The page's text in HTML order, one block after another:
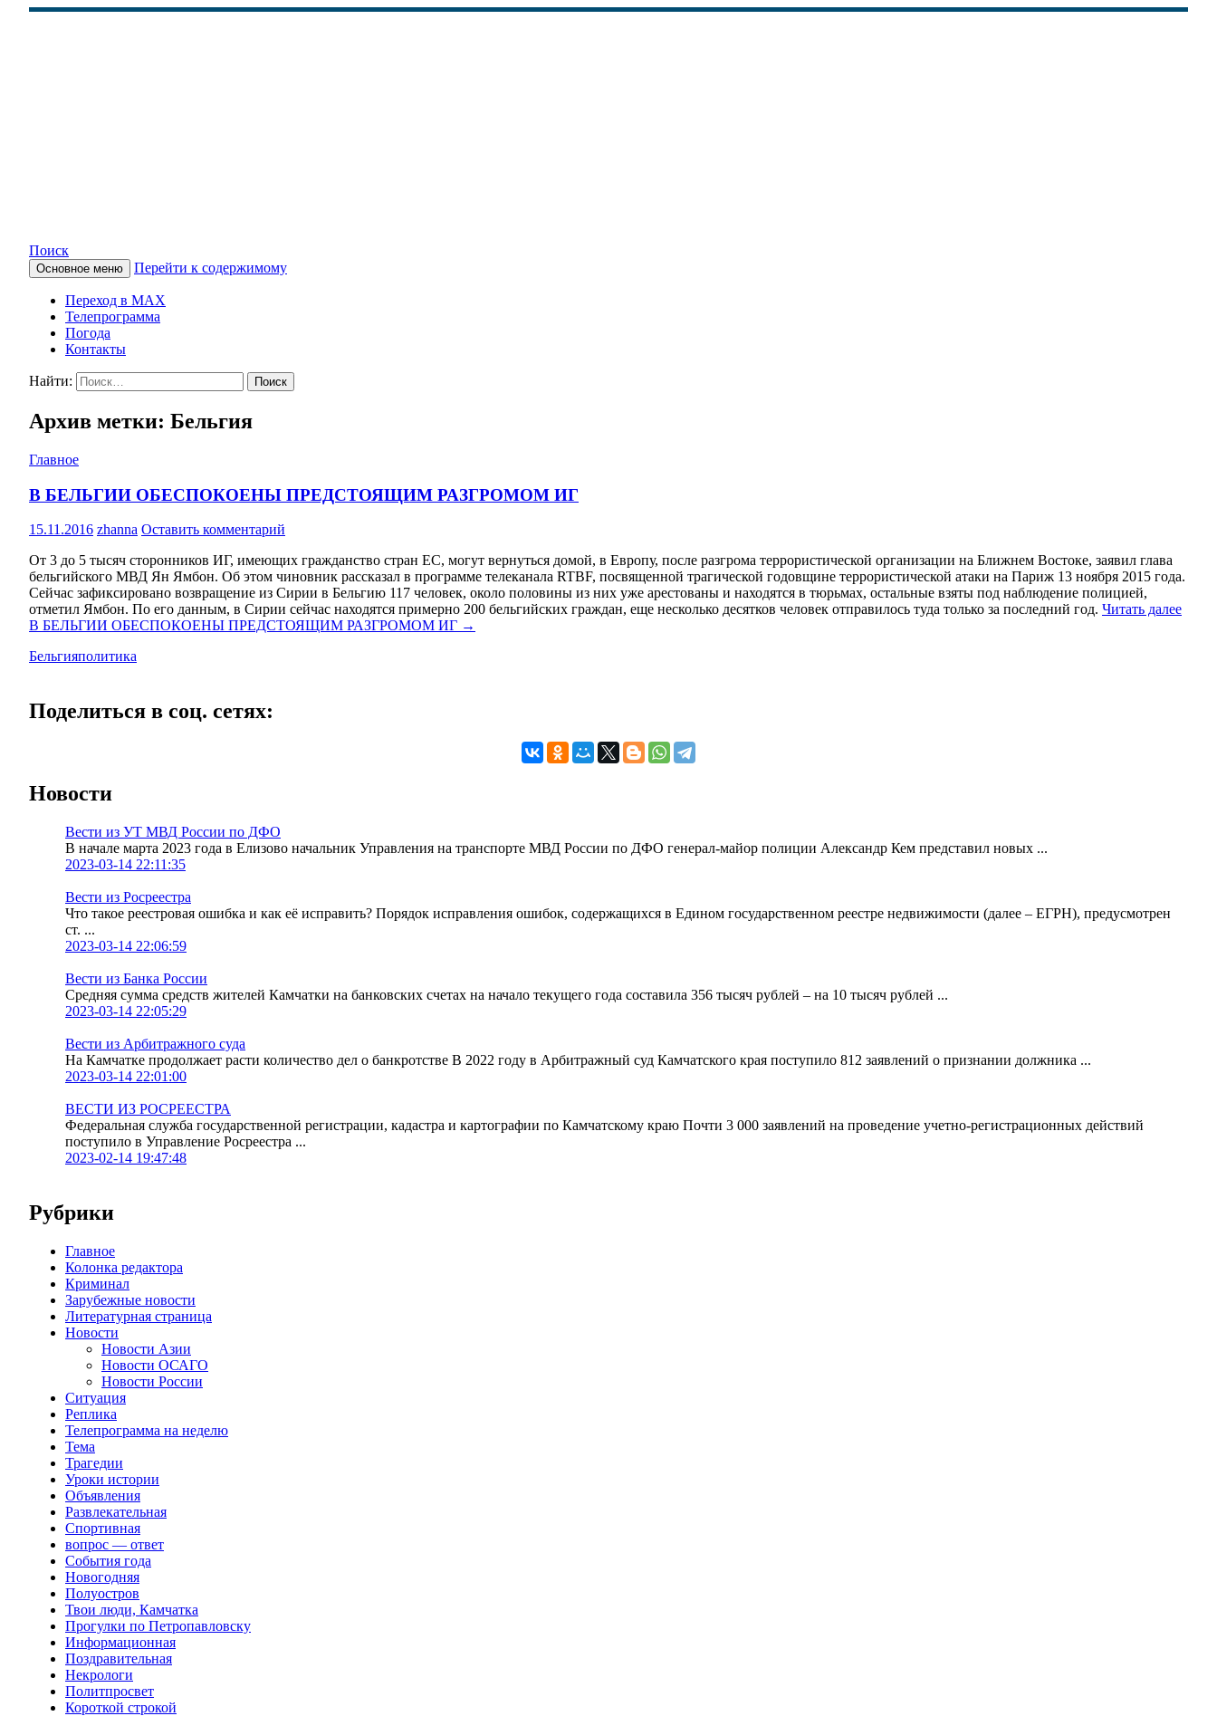
КАМЧАТСКОЕ ИНФОРМАЦИОННОЕ АГЕНТСТВО (КИА «ВЕСТИ»)
Поиск
Основное меню Перейти к содержимому
Переход в MAX
Телепрограмма
Погода
Контакты
Найти:
Архив метки: Бельгия
Главное
В БЕЛЬГИИ ОБЕСПОКОЕНЫ ПРЕДСТОЯЩИМ РАЗГРОМОМ ИГ
15.11.2016 zhanna Оставить комментарий
От 3 до 5 тысяч сторонников ИГ, имеющих гражданство стран ЕС, могут вернуться домой, в Европу, после разгрома террористической организации на Ближнем Востоке, заявил глава
бельгийского МВД Ян Ямбон. Об этом чиновник рассказал в программе телеканала RTBF, посвященной трагической годовщине террористической атаки на Париж 13 ноября 2015 года.
Сейчас зафиксировано возвращение из Сирии в Бельгию 117 человек, около половины из них уже арестованы и находятся в тюрьмах, остальные взяты под наблюдение полицией,
отметил Ямбон. По его данным, в Сирии сейчас находятся примерно 200 бельгийских граждан, еще несколько десятков человек отправилось туда только за последний год. Читать далее
В БЕЛЬГИИ ОБЕСПОКОЕНЫ ПРЕДСТОЯЩИМ РАЗГРОМОМ ИГ →
Бельгияполитика
Поделиться в соц. сетях:
Новости
Вести из УТ МВД России по ДФО
В начале марта 2023 года в Елизово начальник Управления на транспорте МВД России по ДФО генерал-майор полиции Александр Кем представил новых ...
2023-03-14 22:11:35
Вести из Росреестра
Что такое реестровая ошибка и как её исправить? Порядок исправления ошибок, содержащихся в Едином государственном реестре недвижимости (далее – ЕГРН), предусмотрен
ст. ...
2023-03-14 22:06:59
Вести из Банка России
Средняя сумма средств жителей Камчатки на банковских счетах на начало текущего года составила 356 тысяч рублей – на 10 тысяч рублей ...
2023-03-14 22:05:29
Вести из Арбитражного суда
На Камчатке продолжает расти количество дел о банкротстве В 2022 году в Арбитражный суд Камчатского края поступило 812 заявлений о признании должника ...
2023-03-14 22:01:00
ВЕСТИ ИЗ РОСРЕЕСТРА
Федеральная служба государственной регистрации, кадастра и картографии по Камчатскому краю Почти 3 000 заявлений на проведение учетно-регистрационных действий
поступило в Управление Росреестра ...
2023-02-14 19:47:48
Рубрики
Главное
Колонка редактора
Криминал
Зарубежные новости
Литературная страница
Новости
Новости Азии
Новости ОСАГО
Новости России
Ситуация
Реплика
Телепрограмма на неделю
Тема
Трагедии
Уроки истории
Объявления
Развлекательная
Спортивная
вопрос — ответ
События года
Новогодняя
Полуостров
Твои люди, Камчатка
Прогулки по Петропавловску
Информационная
Поздравительная
Некрологи
Политпросвет
Короткой строкой